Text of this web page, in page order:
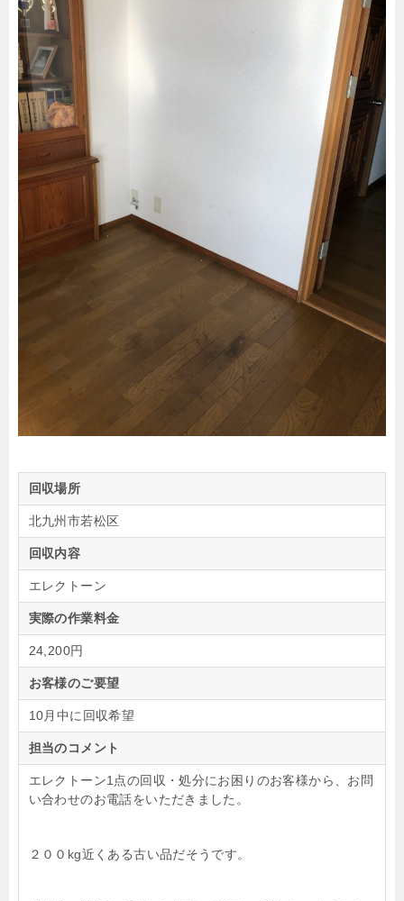
回収場所
北九州市若松区
回収内容
エレクトーン
実際の作業料金
24,200円
お客様のご要望
10月中に回収希望
担当のコメント
エレクトーン1点の回収・処分にお困りのお客様から、お問
い合わせのお電話をいただきました。
２００kg近くある古い品だそうです。